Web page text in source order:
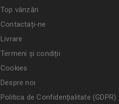
Top vânzări
Contactați-ne
Livrare
Termeni și condiții
Cookies
Despre noi
Politica de Confidențialitate (GDPR)